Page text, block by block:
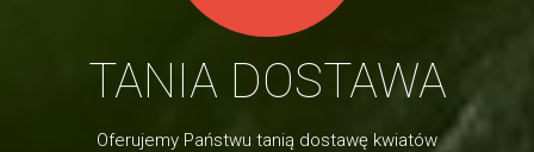
TANIA DOSTAWA
Oferujemy Państwu tanią dostawę kwiatów